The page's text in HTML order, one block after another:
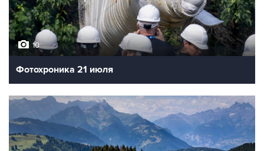
10
Фотохроника 21 июля